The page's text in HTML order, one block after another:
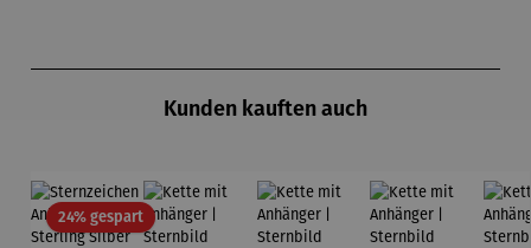
Kunden kauften auch
24% gespartRabatt